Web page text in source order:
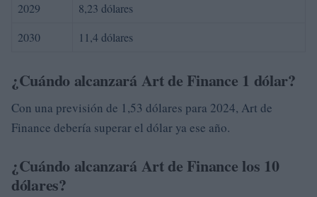
2029
8,23 dólares
2030
11,4 dólares
¿Cuándo alcanzará Art de Finance 1 dólar?
Con una previsión de 1,53 dólares para 2024, Art de
Finance debería superar el dólar ya ese año.
¿Cuándo alcanzará Art de Finance los 10
dólares?